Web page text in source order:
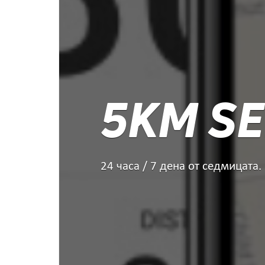
5KM
24 часа / 7 дена от седмицата.